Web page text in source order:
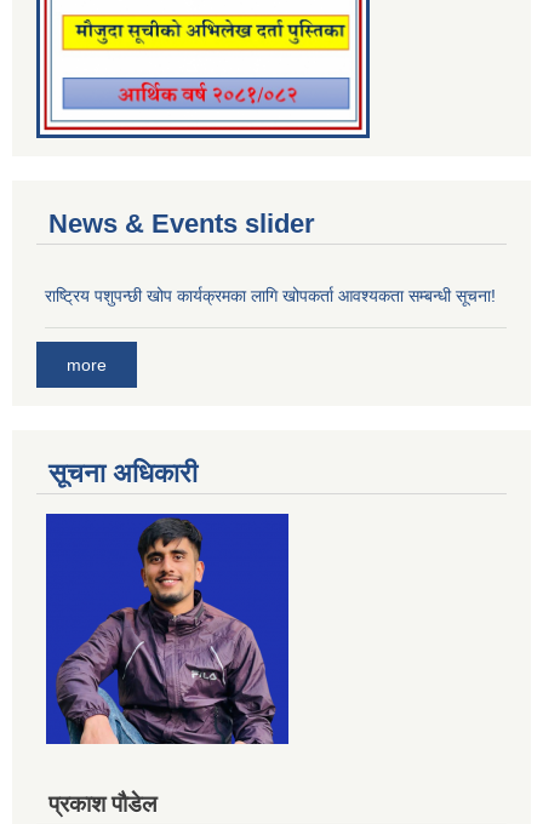
News & Events slider
राष्ट्रिय पशुपन्छी खोप कार्यक्रमका लागि खोपकर्ता आवश्यकता सम्बन्धी सूचना!
more
सूचना अधिकारी
प्रकाश पौडेल